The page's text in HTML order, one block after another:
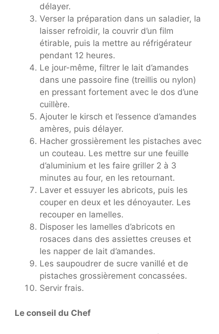
délayer.
Verser la préparation dans un saladier, la
laisser refroidir, la couvrir d’un film
étirable, puis la mettre au réfrigérateur
pendant 12 heures.
Le jour-même, filtrer le lait d’amandes
dans une passoire fine (treillis ou nylon)
en pressant fortement avec le dos d’une
cuillère.
Ajouter le kirsch et l’essence d’amandes
amères, puis délayer.
Hacher grossièrement les pistaches avec
un couteau. Les mettre sur une feuille
d’aluminium et les faire griller 2 à 3
minutes au four, en les retournant.
Laver et essuyer les abricots, puis les
couper en deux et les dénoyauter. Les
recouper en lamelles.
Disposer les lamelles d’abricots en
rosaces dans des assiettes creuses et
les napper de lait d’amandes.
Les saupoudrer de sucre vanillé et de
pistaches grossièrement concassées.
Servir frais.
Le conseil du Chef